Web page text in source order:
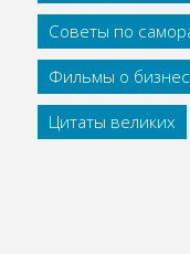
Советы по
Фильмы о
Цитаты великих